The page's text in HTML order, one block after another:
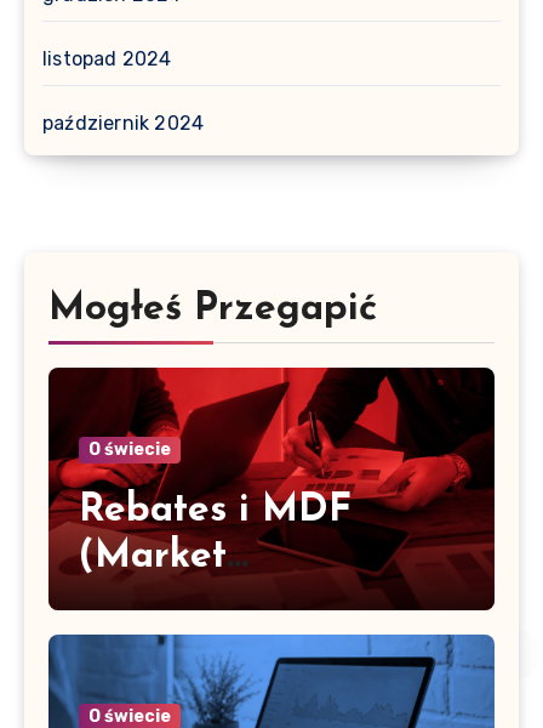
listopad 2024
październik 2024
Mogłeś Przegapić
O świecie
Rebates i MDF
(Market
Development Funds)
– jak je efektywnie
rozdzielać
O świecie